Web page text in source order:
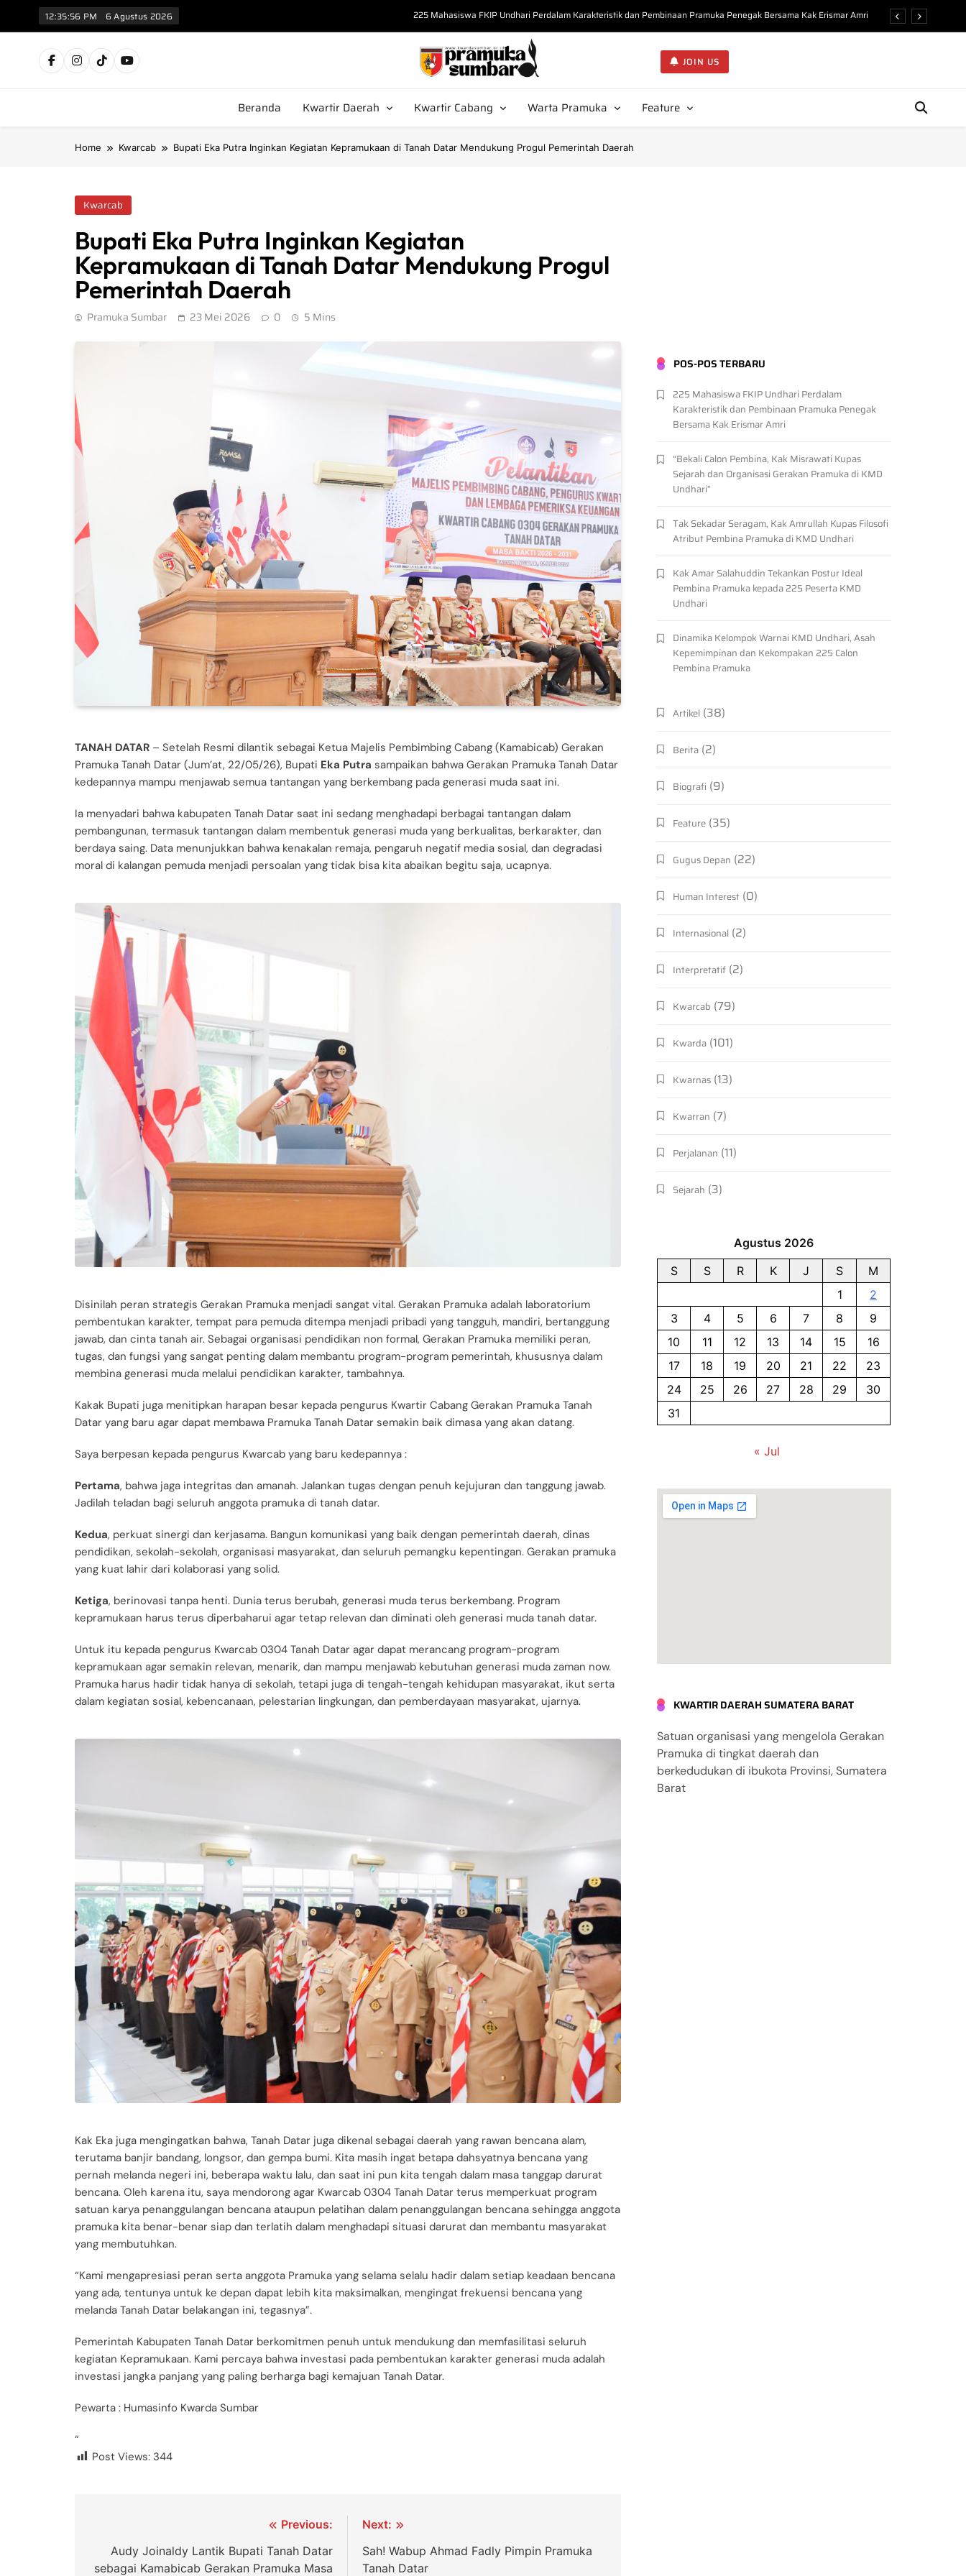
12:35:57 PM 6 Agustus 2026 225 Mahasiswa FKIP Undhari Perdalam Karakteristik dan Pembinaan Pramuka Penegak Bersama Kak Erismar Amri
“Bekali Calon Pembina, Kak Misrawati Kupas Sejarah dan Organisasi Gerakan Pramuka di KMD Undhari”
Tak Sekadar Seragam, Kak Amrullah Kupas Filosofi Atribut Pembina Pramuka di KMD Undhari
Kak Amar Salahuddin Tekankan Postur Ideal Pembina Pramuka kepada 225 Peserta KMD Undhari
Pramuka Sumbar
JOIN US
Beranda Kwartir Daerah Kwartir Cabang Warta Pramuka Feature
Home Kwarcab Bupati Eka Putra Inginkan Kegiatan Kepramukaan di Tanah Datar Mendukung Progul Pemerintah Daerah
Kwarcab
Bupati Eka Putra Inginkan Kegiatan
Kepramukaan di Tanah Datar Mendukung Progul
Pemerintah Daerah
Pramuka Sumbar 23 Mei 2026 0 5 Mins
TANAH DATAR – Setelah Resmi dilantik sebagai Ketua Majelis Pembimbing Cabang (Kamabicab) Gerakan
Pramuka Tanah Datar (Jum’at, 22/05/26), Bupati Eka Putra sampaikan bahwa Gerakan Pramuka Tanah Datar
kedepannya mampu menjawab semua tantangan yang berkembang pada generasi muda saat ini.
Ia menyadari bahwa kabupaten Tanah Datar saat ini sedang menghadapi berbagai tantangan dalam
pembangunan, termasuk tantangan dalam membentuk generasi muda yang berkualitas, berkarakter, dan
berdaya saing. Data menunjukkan bahwa kenakalan remaja, pengaruh negatif media sosial, dan degradasi
moral di kalangan pemuda menjadi persoalan yang tidak bisa kita abaikan begitu saja, ucapnya.
Disinilah peran strategis Gerakan Pramuka menjadi sangat vital. Gerakan Pramuka adalah laboratorium
pembentukan karakter, tempat para pemuda ditempa menjadi pribadi yang tangguh, mandiri, bertanggung
jawab, dan cinta tanah air. Sebagai organisasi pendidikan non formal, Gerakan Pramuka memiliki peran,
tugas, dan fungsi yang sangat penting dalam membantu program-program pemerintah, khususnya dalam
membina generasi muda melalui pendidikan karakter, tambahnya.
Kakak Bupati juga menitipkan harapan besar kepada pengurus Kwartir Cabang Gerakan Pramuka Tanah
Datar yang baru agar dapat membawa Pramuka Tanah Datar semakin baik dimasa yang akan datang.
Saya berpesan kepada pengurus Kwarcab yang baru kedepannya :
Pertama, bahwa jaga integritas dan amanah. Jalankan tugas dengan penuh kejujuran dan tanggung jawab.
Jadilah teladan bagi seluruh anggota pramuka di tanah datar.
Kedua, perkuat sinergi dan kerjasama. Bangun komunikasi yang baik dengan pemerintah daerah, dinas
pendidikan, sekolah-sekolah, organisasi masyarakat, dan seluruh pemangku kepentingan. Gerakan pramuka
yang kuat lahir dari kolaborasi yang solid.
Ketiga, berinovasi tanpa henti. Dunia terus berubah, generasi muda terus berkembang. Program
kepramukaan harus terus diperbaharui agar tetap relevan dan diminati oleh generasi muda tanah datar.
Untuk itu kepada pengurus Kwarcab 0304 Tanah Datar agar dapat merancang program-program
kepramukaan agar semakin relevan, menarik, dan mampu menjawab kebutuhan generasi muda zaman now.
Pramuka harus hadir tidak hanya di sekolah, tetapi juga di tengah-tengah kehidupan masyarakat, ikut serta
dalam kegiatan sosial, kebencanaan, pelestarian lingkungan, dan pemberdayaan masyarakat, ujarnya.
Kak Eka juga mengingatkan bahwa, Tanah Datar juga dikenal sebagai daerah yang rawan bencana alam,
terutama banjir bandang, longsor, dan gempa bumi. Kita masih ingat betapa dahsyatnya bencana yang
pernah melanda negeri ini, beberapa waktu lalu, dan saat ini pun kita tengah dalam masa tanggap darurat
bencana. Oleh karena itu, saya mendorong agar Kwarcab 0304 Tanah Datar terus memperkuat program
satuan karya penanggulangan bencana ataupun pelatihan dalam penanggulangan bencana sehingga anggota
pramuka kita benar-benar siap dan terlatih dalam menghadapi situasi darurat dan membantu masyarakat
yang membutuhkan.
“Kami mengapresiasi peran serta anggota Pramuka yang selama selalu hadir dalam setiap keadaan bencana
yang ada, tentunya untuk ke depan dapat lebih kita maksimalkan, mengingat frekuensi bencana yang
melanda Tanah Datar belakangan ini, tegasnya”.
Pemerintah Kabupaten Tanah Datar berkomitmen penuh untuk mendukung dan memfasilitasi seluruh
kegiatan Kepramukaan. Kami percaya bahwa investasi pada pembentukan karakter generasi muda adalah
investasi jangka panjang yang paling berharga bagi kemajuan Tanah Datar.
Pewarta : Humasinfo Kwarda Sumbar
“
Post Views: 344
Previous:
Audy Joinaldy Lantik Bupati Tanah Datar
sebagai Kamabicab Gerakan Pramuka Masa
Next:
Sah! Wabup Ahmad Fadly Pimpin Pramuka
Tanah Datar
POS-POS TERBARU
225 Mahasiswa FKIP Undhari Perdalam
Karakteristik dan Pembinaan Pramuka Penegak
Bersama Kak Erismar Amri
“Bekali Calon Pembina, Kak Misrawati Kupas
Sejarah dan Organisasi Gerakan Pramuka di KMD
Undhari”
Tak Sekadar Seragam, Kak Amrullah Kupas Filosofi
Atribut Pembina Pramuka di KMD Undhari
Kak Amar Salahuddin Tekankan Postur Ideal
Pembina Pramuka kepada 225 Peserta KMD
Undhari
Dinamika Kelompok Warnai KMD Undhari, Asah
Kepemimpinan dan Kekompakan 225 Calon
Pembina Pramuka
Artikel (38)
Berita (2)
Biografi (9)
Feature (35)
Gugus Depan (22)
Human Interest (0)
Internasional (2)
Interpretatif (2)
Kwarcab (79)
Kwarda (101)
Kwarnas (13)
Kwarran (7)
Perjalanan (11)
Sejarah (3)
Agustus 2026
S
S R K J S
M
1
2
3
4 5 6 7 8
9
10
11 12 13 14 15
16
17
18 19 20 21 22
23
24
25 26 27 28 29
30
31
« Jul
KWARTIR DAERAH SUMATERA BARAT
Satuan organisasi yang mengelola Gerakan
Pramuka di tingkat daerah dan
berkedudukan di ibukota Provinsi, Sumatera
Barat